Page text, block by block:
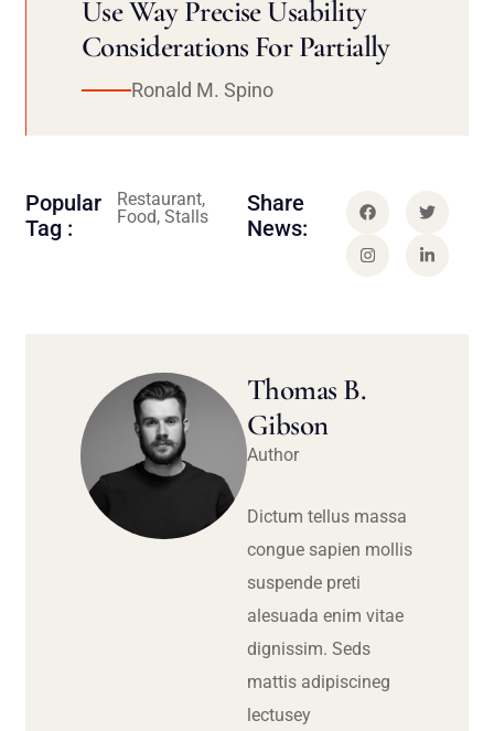
Use Way Precise Usability
Considerations For Partially
Ronald M. Spino
Popular
Tag :
Restaurant,
Food, Stalls
Share
News:
Thomas B.
Gibson
Author
Dictum tellus massa
congue sapien mollis
suspende preti
alesuada enim vitae
dignissim. Seds
mattis adipiscineg
lectusey